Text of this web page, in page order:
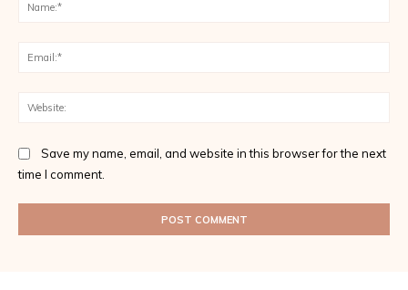
Save my name, email, and website in this browser for the next
time I comment.